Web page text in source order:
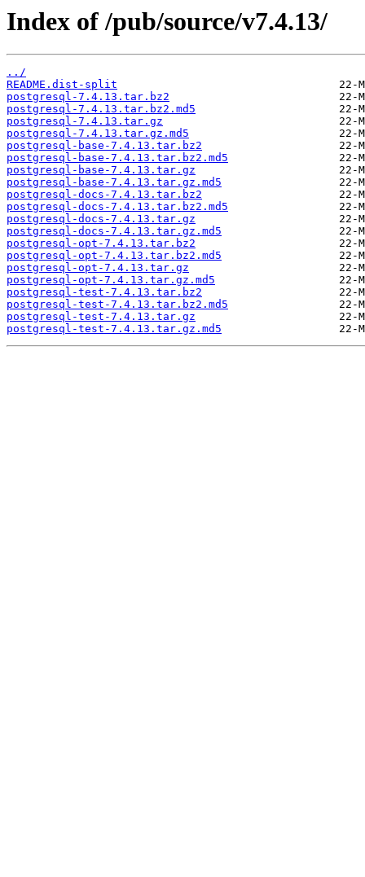
Index of /pub/source/v7.4.13/
../
README.dist-split
postgresql-7.4.13.tar.bz2
postgresql-7.4.13.tar.bz2.md5
postgresql-7.4.13.tar.gz
postgresql-7.4.13.tar.gz.md5
postgresql-base-7.4.13.tar.bz2
postgresql-base-7.4.13.tar.bz2.md5
postgresql-base-7.4.13.tar.gz
postgresql-base-7.4.13.tar.gz.md5
postgresql-docs-7.4.13.tar.bz2
postgresql-docs-7.4.13.tar.bz2.md5
postgresql-docs-7.4.13.tar.gz
postgresql-docs-7.4.13.tar.gz.md5
postgresql-opt-7.4.13.tar.bz2
postgresql-opt-7.4.13.tar.bz2.md5
postgresql-opt-7.4.13.tar.gz
postgresql-opt-7.4.13.tar.gz.md5
postgresql-test-7.4.13.tar.bz2
postgresql-test-7.4.13.tar.bz2.md5
postgresql-test-7.4.13.tar.gz
postgresql-test-7.4.13.tar.gz.md5